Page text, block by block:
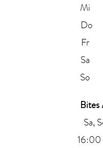
Mi
Fr
Bites
Sa,